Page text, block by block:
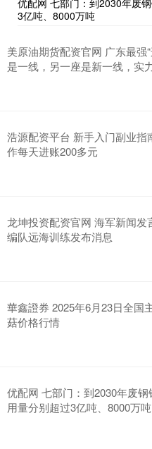
优配网 七部门：到2030年废
3亿吨、8000万吨
美原油期货配资官网 广东最强
是一线，另一座是新一线，实
浩源配资平台 新手入门副业指
作每天进账200多元
龙坤投资配资官网 海军新闻发
编队远海训练发布消息
華鑫證券 2025年6月23日全国
菇价格行情
优配网 七部门：到2030年废
用量分别超过3亿吨、8000万吨